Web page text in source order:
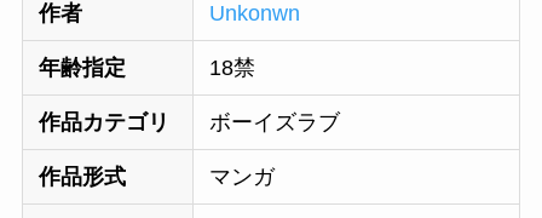
作者 Unkonwn
年齢指定 18禁
作品カテゴリ ボーイズラブ
作品形式 マンガ